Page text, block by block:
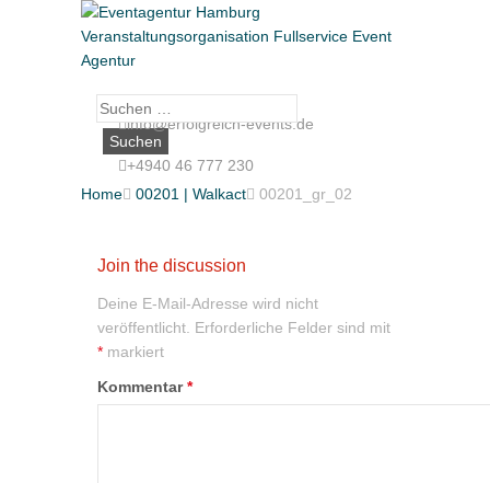
Suche
nach:info@erfolgreich-events.de
+4940 46 777 230
Home 00201 | Walkact 00201_gr_02
Join the discussion
Deine E-Mail-Adresse wird nicht
veröffentlicht. Erforderliche Felder sind mit
* markiert
Kommentar*